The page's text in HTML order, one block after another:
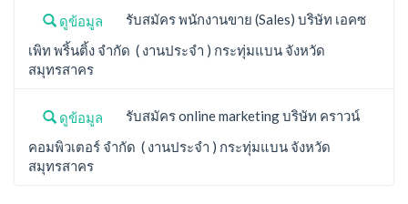
ดูข้อมูล
รับสมัคร พนักงานขาย (Sales) บริษัท เอคซ
เพิท พริ้นติ้ง จำกัด ( งานประจำ ) กระทุ่มแบน จังหวัด
สมุทรสาคร
ดูข้อมูล
รับสมัคร online marketing บริษัท คราวน์
คอมพิวเตอร์ จำกัด ( งานประจำ ) กระทุ่มแบน จังหวัด
สมุทรสาคร